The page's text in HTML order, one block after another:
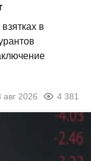
в
авг 2026 4 381